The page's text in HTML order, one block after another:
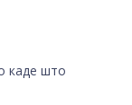
каде што